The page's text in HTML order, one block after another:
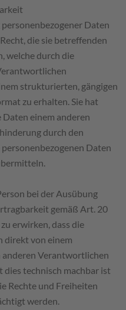
Daten
die sie betreffenden
welche durch die
strukturierten, gängigen
zu erhalten. Sie hat
Daten einem anderen
durch den
Daten
bei der Ausübung
gemäß Art. 20
erwirken, dass die
direkt von einem
Verantwortlichen
technisch machbar ist
Rechte und Freiheiten
werden.